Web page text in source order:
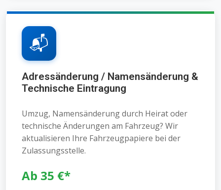
📬
Adressänderung / Namensänderung &
Technische Eintragung
Umzug, Namensänderung durch Heirat oder
technische Änderungen am Fahrzeug? Wir
aktualisieren Ihre Fahrzeugpapiere bei der
Zulassungsstelle.
Ab 35 €*